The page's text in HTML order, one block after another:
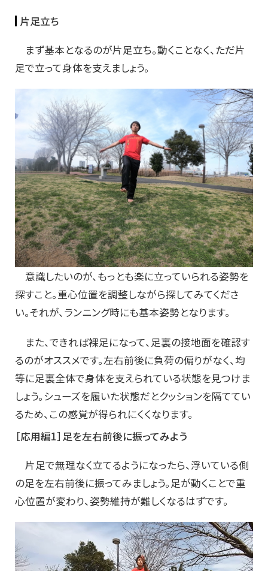
片足立ち
まず基本となるのが片足立ち。動くことなく、ただ片
足で立って身体を支えましょう。
意識したいのが、もっとも楽に立っていられる姿勢を
探すこと。重心位置を調整しながら探してみてくださ
い。それが、ランニング時にも基本姿勢となります。
また、できれば裸足になって、足裏の接地面を確認す
るのがオススメです。左右前後に負荷の偏りがなく、均
等に足裏全体で身体を支えられている状態を見つけま
しょう。シューズを履いた状態だとクッションを隔ててい
るため、この感覚が得られにくくなります。
［応用編1］足を左右前後に振ってみよう
片足で無理なく立てるようになったら、浮いている側
の足を左右前後に振ってみましょう。足が動くことで重
心位置が変わり、姿勢維持が難しくなるはずです。